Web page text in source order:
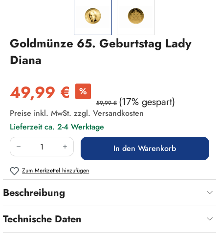
Goldmünze 65. Geburtstag Lady
Diana
Verkaufspreis:
49,99 € %
59,99 € (17% gespart)
Preise inkl. MwSt. zzgl. Versandkosten
Lieferzeit ca. 2-4 Werktage
Produkt Anzahl: Gib den gewünschten Wert
In den Warenkorb
Zum Merkzettel hinzufügen
Beschreibung
Technische Daten